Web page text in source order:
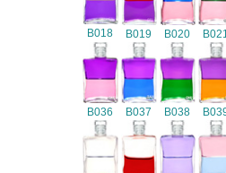
B018 B019 B020
B036 B037 B038